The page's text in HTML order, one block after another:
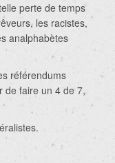
perte de temps
les racistes,
analphabètes
référendums
de faire un 4 de 7,